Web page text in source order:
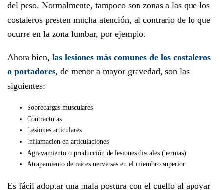
del peso. Normalmente, tampoco son zonas a las que los
costaleros presten mucha atención, al contrario de lo que
ocurre en la zona lumbar, por ejemplo.
Ahora bien, las lesiones más comunes de los costaleros
o portadores, de menor a mayor gravedad, son las
siguientes:
Sobrecargas musculares
Contracturas
Lesiones articulares
Inflamación en articulaciones
Agravamiento o producción de lesiones discales (hernias)
Atrapamiento de raíces nerviosas en el miembro superior
Es fácil adoptar una mala postura con el cuello al apoyar